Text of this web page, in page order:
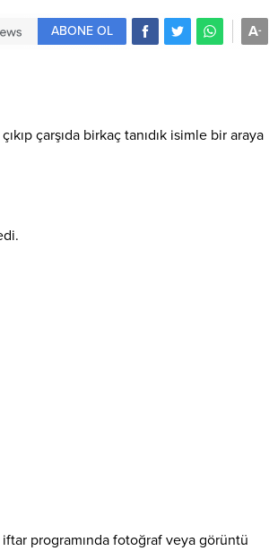
A-
ABONE OL
çarşıda birkaç tanıdık isimle bir araya
programında fotoğraf veya görüntü